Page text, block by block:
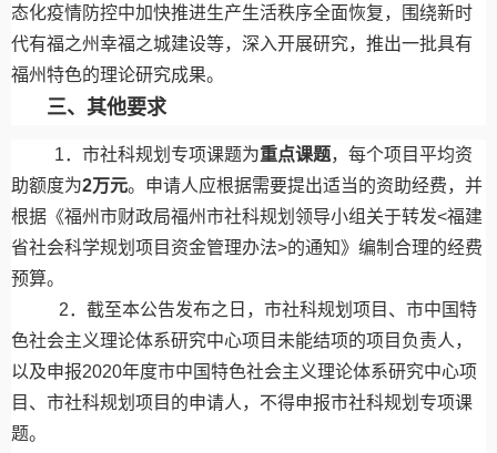
态化疫情防控中加快推进生产生活秩序全面恢复，围绕新时
代有福之州幸福之城建设等，深入开展研究，推出一批具有
福州特色的理论研究成果。
三、其他要求
1．市社科规划专项课题为重点课题，每个项目平均资
助额度为2万元。申请人应根据需要提出适当的资助经费，并
根据《福州市财政局福州市社科规划领导小组关于转发<福建
省社会科学规划项目资金管理办法>的通知》编制合理的经费
预算。
2．截至本公告发布之日，市社科规划项目、市中国特
色社会主义理论体系研究中心项目未能结项的项目负责人，
以及申报2020年度市中国特色社会主义理论体系研究中心项
目、市社科规划项目的申请人，不得申报市社科规划专项课
题。